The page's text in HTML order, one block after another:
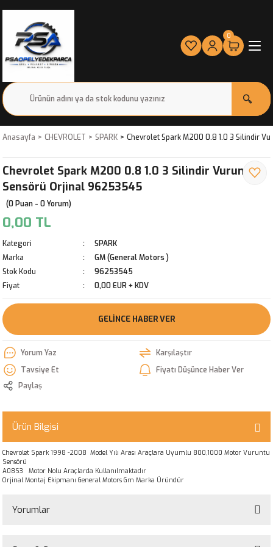
0
Anasayfa CHEVROLET SPARK Chevrolet Spark M200 0.8 1.0 3 Silindir
Chevrolet Spark M200 0.8 1.0 3 Silindir Vuruntu
Sensörü Orjinal 96253545
(0 Puan - 0 Yorum)
0,00 TL
Kategori
SPARK
Marka
GM (General Motors )
Stok Kodu
96253545
Fiyat
0,00 EUR + KDV
GELINCE HABER VER
Yorum Yaz
Karşılaştır
Tavsiye Et
Fiyatı Düşünce Haber Ver
Paylaş
Ürün Bilgisi
Chevrolet Spark 1998 -2008 Model Yılı Arası Araçlara Uyumlu 800,1000 Motor Vuruntu
Sensörü
A08S3 Motor Nolu Araçlarda Kullanılmaktadır
Orjinal Montaj Ekipmanı General Motors Gm Marka Üründür
Yorumlar